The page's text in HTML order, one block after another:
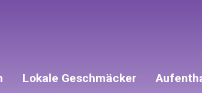
Lokale Geschmäcker